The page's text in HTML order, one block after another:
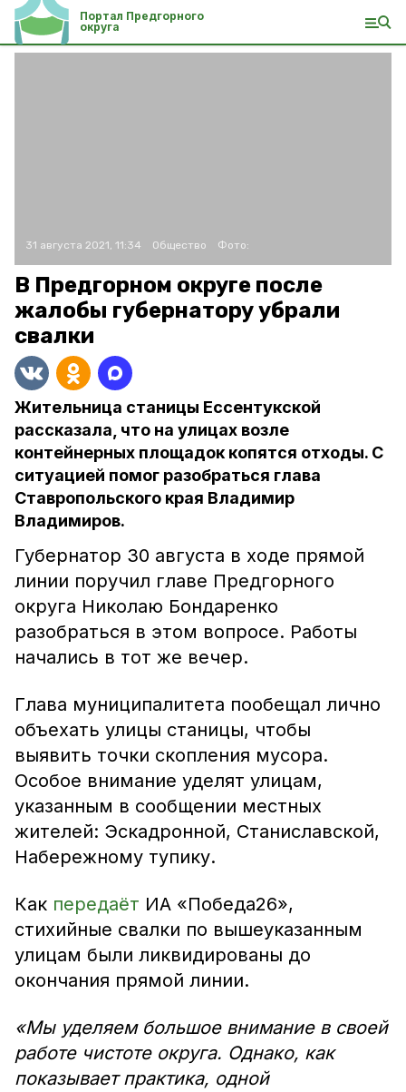
Портал Предгорного
округа
31 августа 2021, 11:34 Общество Фото:
В Предгорном округе после
жалобы губернатору убрали
свалки
Жительница станицы Ессентукской
рассказала, что на улицах возле
контейнерных площадок копятся отходы. С
ситуацией помог разобраться глава
Ставропольского края Владимир
Владимиров.
Губернатор 30 августа в ходе прямой
линии поручил главе Предгорного
округа Николаю Бондаренко
разобраться в этом вопросе. Работы
начались в тот же вечер.
Глава муниципалитета пообещал лично
объехать улицы станицы, чтобы
выявить точки скопления мусора.
Особое внимание уделят улицам,
указанным в сообщении местных
жителей: Эскадронной, Станиславской,
Набережному тупику.
Как передаёт ИА «Победа26»,
стихийные свалки по вышеуказанным
улицам были ликвидированы до
окончания прямой линии.
«Мы уделяем большое внимание в своей
работе чистоте округа. Однако, как
показывает практика, одной